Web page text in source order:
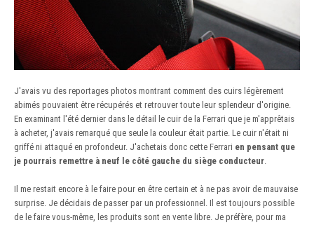
J'avais vu des reportages photos montrant comment des cuirs légèrement
abimés pouvaient être récupérés et retrouver toute leur splendeur d'origine.
En examinant l'été dernier dans le détail le cuir de la Ferrari que je m'apprêtais
à acheter, j'avais remarqué que seule la couleur était partie. Le cuir n'était ni
griffé ni attaqué en profondeur. J'achetais donc cette Ferrari en pensant que
je pourrais remettre à neuf le côté gauche du siège conducteur.
Il me restait encore à le faire pour en être certain et à ne pas avoir de mauvaise
surprise. Je décidais de passer par un professionnel. Il est toujours possible
de le faire vous-même, les produits sont en vente libre. Je préfère, pour ma